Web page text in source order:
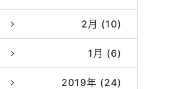
2月 (10)
1月 (6)
2019年 (24)